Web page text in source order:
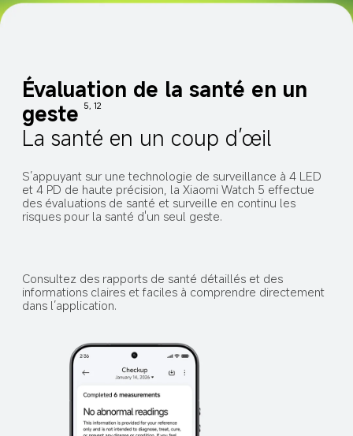
Évaluation de la santé en un
geste 5, 12
La santé en un coup d’œil
S’appuyant sur une technologie de surveillance à 4 LED
et 4 PD de haute précision, la Xiaomi Watch 5 effectue
des évaluations de santé et surveille en continu les
risques pour la santé d'un seul geste.
Consultez des rapports de santé détaillés et des
informations claires et faciles à comprendre directement
dans l’application.